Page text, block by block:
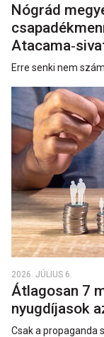
Nógrád
Erre senki nem
2026. JÚLIUS 6.
Átlagosan 7
nyugdíjasok
Csak a propaganda